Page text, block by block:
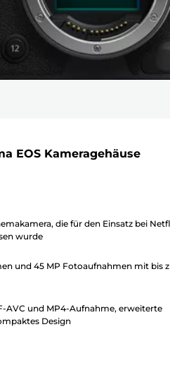
EOS Kameragehäuse
die für den Einsatz bei
wurde
und 45 MP Fotoaufnahmen mit bis
AVC und MP4-Aufnahme, erweiterte
Design